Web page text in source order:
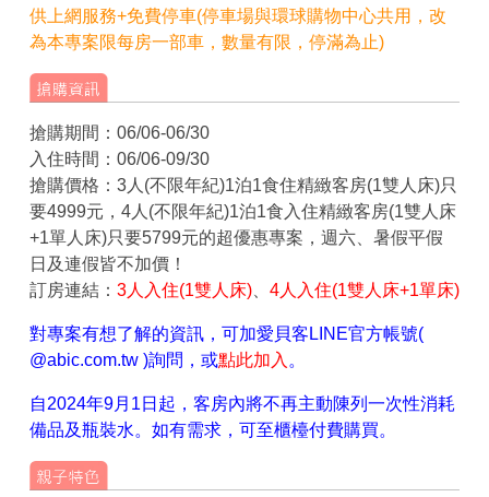
供上網服務+免費停車(停車場與環球購物中心共用，改
為本專案限每房一部車，數量有限，停滿為止)
搶購期間：06/06-06/30
入住時間：06/06-09/30
搶購價格：3人(不限年紀)1泊1食住精緻客房(1雙人床)只
要4999元，4人(不限年紀)1泊1食入住精緻客房(1雙人床
+1單人床)只要5799元的超優惠專案，週六、暑假平假
日及連假皆不加價！
訂房連結： 3人入住(1雙人床)、 4人入住(1雙人床+1單床)
對專案有想了解的資訊，可加愛貝客LINE官方帳號(
@abic.com.tw )詢問，或點此加入 。
自2024年9月1日起，客房內將不再主動陳列一次性消耗
備品及瓶裝水。如有需求，可至櫃檯付費購買。